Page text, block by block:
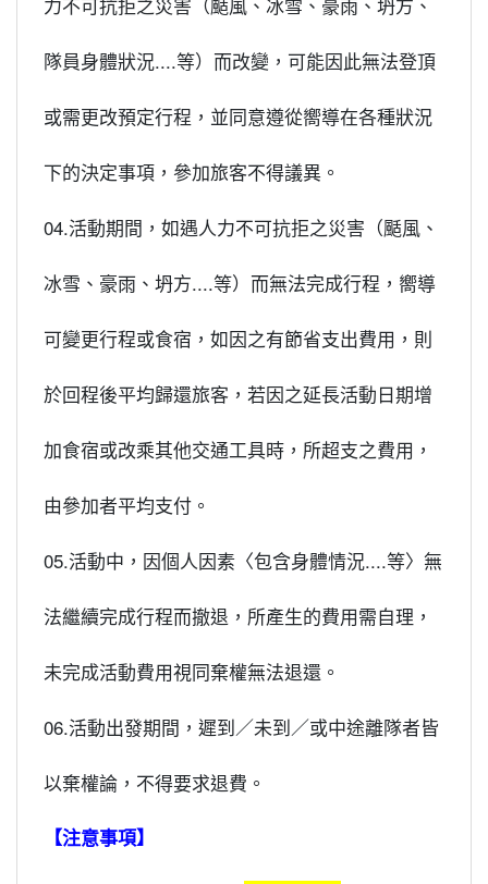
隊員身體狀況....等）而改變，可能因此無法登頂
或需更改預定行程，並同意遵從嚮導在各種狀況
下的決定事項，參加旅客不得議異。
04.活動期間，如遇人力不可抗拒之災害（颳風、
冰雪、豪雨、坍方....等）而無法完成行程，嚮導
可變更行程或食宿，如因之有節省支出費用，則
於回程後平均歸還旅客，若因之延長活動日期增
加食宿或改乘其他交通工具時，所超支之費用，
由參加者平均支付。
05.活動中，因個人因素〈包含身體情況....等〉無
法繼續完成行程而撤退，所產生的費用需自理，
未完成活動費用視同棄權無法退還。
06.活動出發期間，遲到／未到／或中途離隊者皆
以棄權論，不得要求退費。
【注意事項】